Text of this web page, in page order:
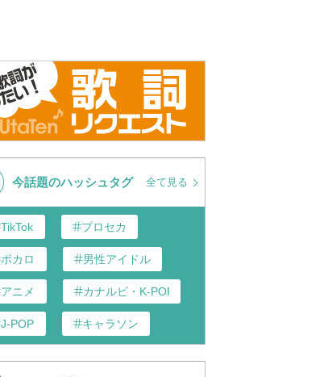
今話題のハッシュタグ 全て見る
TikTok プロセカ
ボカロ 男性アイドル
アニメ カナルビ・K-POP和訳
J-POP キャラソン